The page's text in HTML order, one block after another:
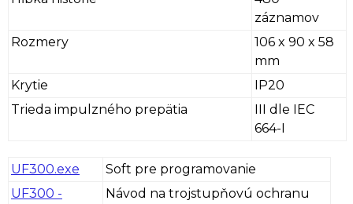
záznamov
Rozmery
106 x 90 x 58
mm
Krytie
IP20
Trieda impulzného prepätia
III dle IEC
664-I
UF300.exe
Soft pre programovanie
UF300 -
Návod na trojstupňovú ochranu